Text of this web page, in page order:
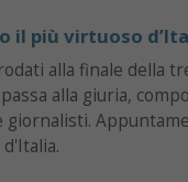
il più virtuoso
alla finale della
alla giuria,